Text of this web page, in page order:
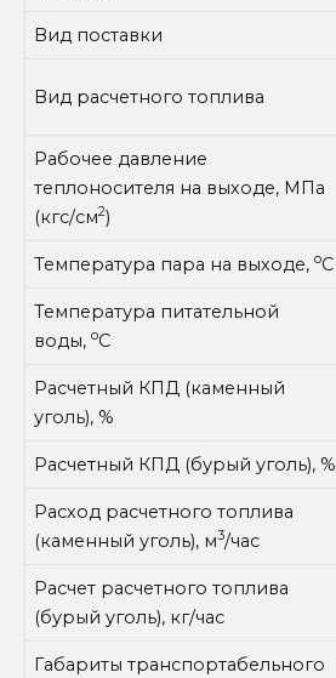
Вид поставки
Вид расчетного топлива
Рабочее давление
теплоносителя на выходе, МПа
(кгс/см2)
Температура пара на выходе,oС
Температура питательной
воды,oС
Расчетный КПД (каменный
уголь), %
Расчетный КПД (бурый уголь), %
Расход расчетного топлива
(каменный уголь), м3/час
Расчет расчетного топлива
(бурый уголь), кг/час
Габариты транспортабельного